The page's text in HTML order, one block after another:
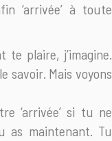
‘arrivée’ à toute
plaire, j’imagine.
savoir. Mais voyons
‘arrivée’ si tu ne
as maintenant. Tu